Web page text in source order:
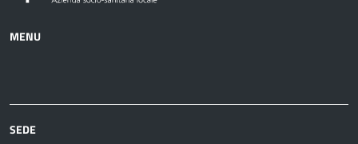
MENU
sanitarie
fare
SEDE